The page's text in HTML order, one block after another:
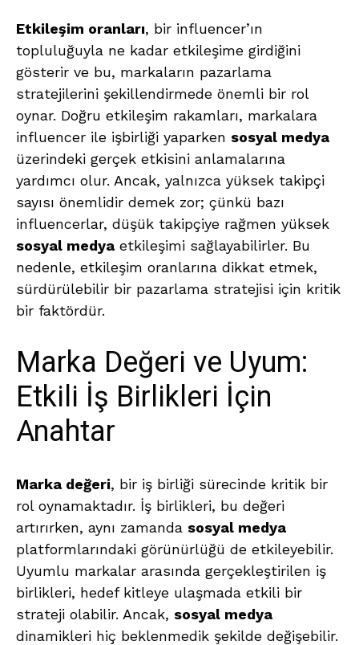
Etkileşim oranları, bir influencer’ın
topluluğuyla ne kadar etkileşime girdiğini
gösterir ve bu, markaların pazarlama
stratejilerini şekillendirmede önemli bir rol
oynar. Doğru etkileşim rakamları, markalara
influencer ile işbirliği yaparken sosyal medya
üzerindeki gerçek etkisini anlamalarına
yardımcı olur. Ancak, yalnızca yüksek takipçi
sayısı önemlidir demek zor; çünkü bazı
influencerlar, düşük takipçiye rağmen yüksek
sosyal medya etkileşimi sağlayabilirler. Bu
nedenle, etkileşim oranlarına dikkat etmek,
sürdürülebilir bir pazarlama stratejisi için kritik
bir faktördür.
Marka Değeri ve Uyum:
Etkili İş Birlikleri İçin
Anahtar
Marka değeri, bir iş birliği sürecinde kritik bir
rol oynamaktadır. İş birlikleri, bu değeri
artırırken, aynı zamanda sosyal medya
platformlarındaki görünürlüğü de etkileyebilir.
Uyumlu markalar arasında gerçekleştirilen iş
birlikleri, hedef kitleye ulaşmada etkili bir
strateji olabilir. Ancak, sosyal medya
dinamikleri hiç beklenmedik şekilde değişebilir.